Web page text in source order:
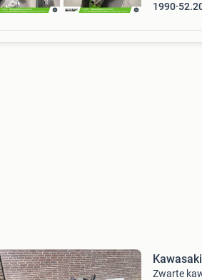
1990
Zwarte